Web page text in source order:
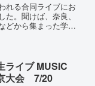
れる合同ライブにお
。聞けば、奈良、
どから集まった学校
国大会み...
イブ MUSIC
大会 7/20